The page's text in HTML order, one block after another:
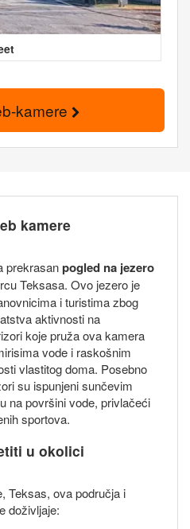
kamere
kamere
prekrasanpogled na jezero
Teksasa. Ovo jezero je
i turistima zbog
aktivnosti na
koje pruža ova kamera
vode i raskošnim
vlastitog doma. Posebno
su ispunjeni sunčevim
na površini vode, privlačeći
sportova.
u okolici
Teksas, ova područja i
doživljaje: